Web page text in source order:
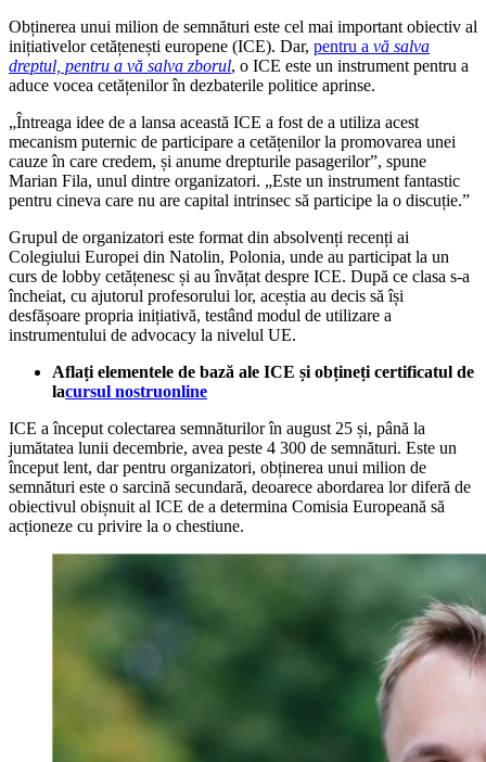
Obținerea unui milion de semnături este cel mai important obiectiv al
inițiativelor cetățenești europene (ICE). Dar, pentru a vă salva
dreptul, pentru a vă salva zborul, o ICE este un instrument pentru a
aduce vocea cetățenilor în dezbaterile politice aprinse.
„Întreaga idee de a lansa această ICE a fost de a utiliza acest
mecanism puternic de participare a cetățenilor la promovarea unei
cauze în care credem, și anume drepturile pasagerilor”, spune
Marian Fila, unul dintre organizatori. „Este un instrument fantastic
pentru cineva care nu are capital intrinsec să participe la o discuție.”
Grupul de organizatori este format din absolvenți recenți ai
Colegiului Europei din Natolin, Polonia, unde au participat la un
curs de lobby cetățenesc și au învățat despre ICE. După ce clasa s-a
încheiat, cu ajutorul profesorului lor, aceștia au decis să își
desfășoare propria inițiativă, testând modul de utilizare a
instrumentului de advocacy la nivelul UE.
Aflați elementele de bază ale ICE și obțineți certificatul de
lacursul nostruonline
ICE a început colectarea semnăturilor în august 25 și, până la
jumătatea lunii decembrie, avea peste 4 300 de semnături. Este un
început lent, dar pentru organizatori, obținerea unui milion de
semnături este o sarcină secundară, deoarece abordarea lor diferă de
obiectivul obișnuit al ICE de a determina Comisia Europeană să
acționeze cu privire la o chestiune.